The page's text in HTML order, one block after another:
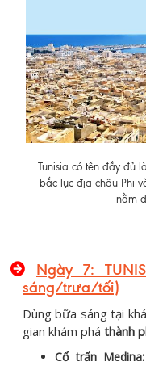
Tunisia có tên đầy đủ
bắc lục địa châu Phi
nằm
Ngày 7:
sáng/trưa/tối)
Dùng bữa sáng tại
gian khám phá thành
Cổ trấn Medina: